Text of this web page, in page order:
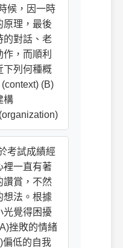
候，因一時
原理，最後
的對話、老
，而順利
下列何種概
(B)
構
考試成績經
裡一直有著
讚賞，不然
想法。根據
光覺得困擾
挫敗的情緒
偏低的自我